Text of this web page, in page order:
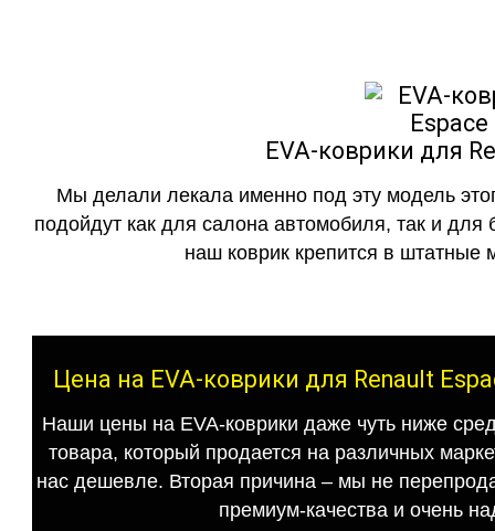
EVA-коврики для
Мы делали лекала именно под эту модель
подойдут как для салона автомобиля, так и для
наш коврик крепится в штатные
Цена на EVA-коврики для Renault
Наши цены на EVA-коврики даже чуть ниже
товара, который продается на различных
нас дешевле. Вторая причина – мы не
премиум-качества и очень